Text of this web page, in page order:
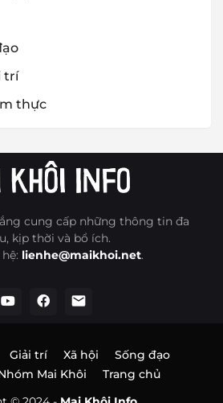
trí
thực
cung cấp những thông tin đa
kịp thời và bổ ích.
lienhe@maikhoi.net.
Giải trí Xã hội
Sống đạo
Mai Khôi Trang chủ